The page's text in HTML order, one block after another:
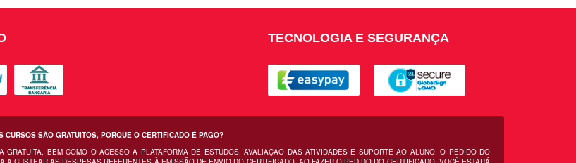
TECNOLOGIA E SEGURANÇA
CURSOS SÃO GRATUITOS, PORQUE O CERTIFICADO É PAGO?
BEM COMO O ACESSO À PLATAFORMA DE ESTUDOS, AVALIAÇÃO DAS ATIVIDADES E SUPORTE AO ALUNO. O PEDIDO DO